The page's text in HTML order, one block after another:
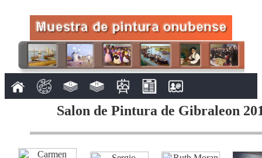
Salon de Pintura de Gibraleon